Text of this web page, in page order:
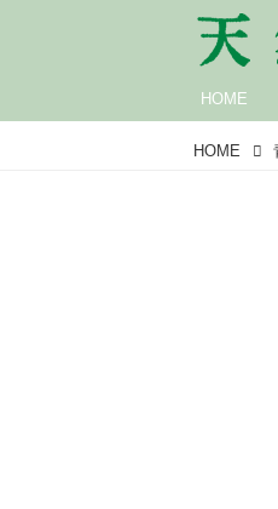
HOME
HOME